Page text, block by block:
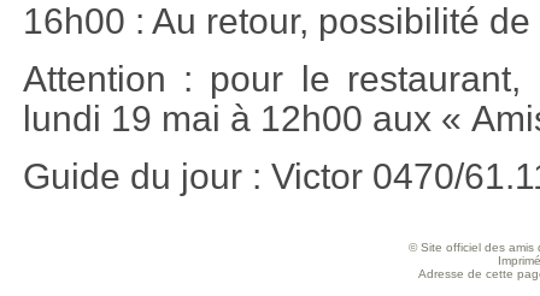
16h00 : Au retour, possibilité
Attention : pour le
lundi 19 mai à 12h00 aux «
Guide du jour : Victor 0470/
© Site officiel des amis
Adresse de cette